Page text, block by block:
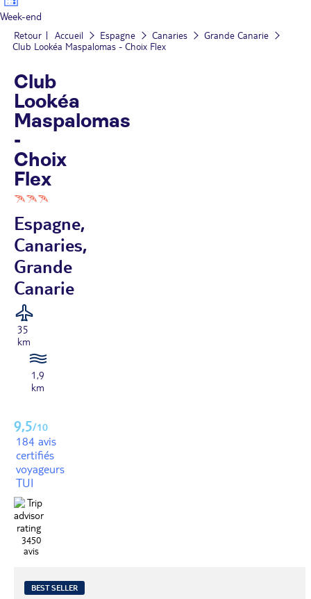
Week-end
Retour Accueil Espagne Canaries
Grande Canarie
Club Lookéa Maspalomas - Choix Flex
Club
Lookéa
Maspalomas
-
Choix
Flex
Espagne,
Canaries,
Grande
Canarie
35
km
1,9
km
9,5/10
184 avis
certifiés
voyageurs
TUI
3450
avis
BEST SELLER